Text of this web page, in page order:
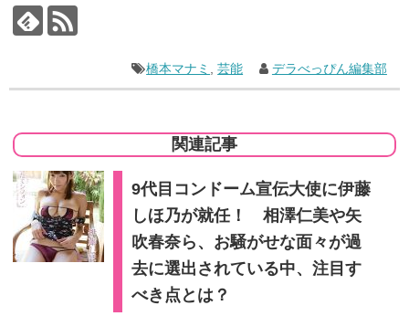
橋本マナミ ,芸能 デラべっぴん編集部
関連記事
9代目コンドーム宣伝大使に伊藤
しほ乃が就任！ 相澤仁美や矢
吹春奈ら、お騒がせな面々が過
去に選出されている中、注目す
べき点とは？